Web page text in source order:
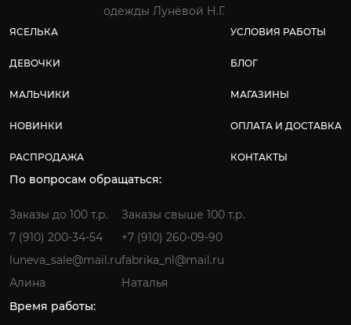
одежды Лунёвой Н.Г.
ЯСЕЛЬКА
ДЕВОЧКИ
МАЛЬЧИКИ
НОВИНКИ
РАСПРОДАЖА
УСЛОВИЯ РАБОТЫ
БЛОГ
МАГАЗИНЫ
ОПЛАТА И ДОСТАВКА
КОНТАКТЫ
По вопросам обращаться:
Заказы до 100 т.р.
7 (910) 200-34-54
luneva_sale@mail.ru
Алина
Заказы свыше 100 т.р.
+7 (910) 260-09-90
fabrika_nl@mail.ru
Наталья
Время работы: